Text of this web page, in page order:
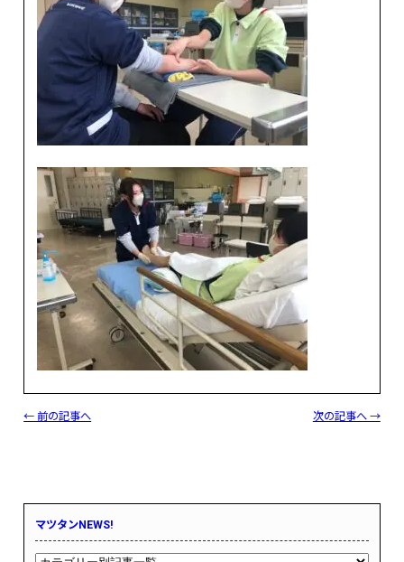
← 前の記事へ 次の記事へ →
マツタンNEWS!